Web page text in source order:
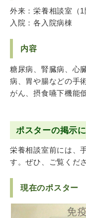
外来：栄養相談室（1
入院：各入院病棟
内容
糖尿病、腎臓病、心
病、胃や腸などの手
がん、摂食嚥下機能
ポスターの掲示
栄養相談室前には、
す。ぜひ、ご覧くだ
現在のポスター